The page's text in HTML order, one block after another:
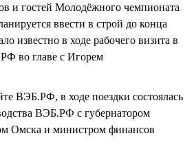
и гостей Молодёжного чемпионата
ввести в строй до конца
известно в ходе рабочего визита в
во главе с Игорем
ВЭБ.РФ, в ходе поездки состоялась
ВЭБ.РФ с губернатором
Омска и министром финансов